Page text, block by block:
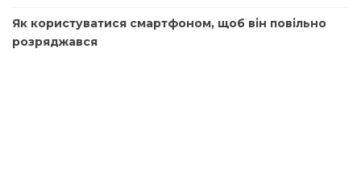
Як користуватися смартфоном, щоб він повільно
розряджався